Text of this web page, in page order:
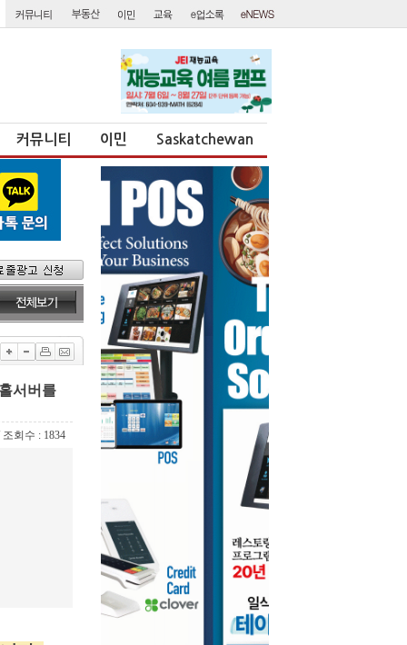
커뮤니티 이민 Saskatchewan
서버를
회수 : 1834